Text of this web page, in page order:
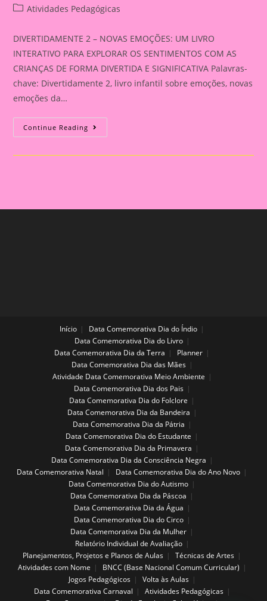
author:
published:
PostAtividades Pedagógicas
DIVERTIDAMENTE 2 – NOVAS EMOÇÕES: UM LIVRO
INTERATIVO PARA EXPLORAR OS SENTIMENTOS COM AS
CRIANÇAS DE FORMA DIVERTIDA E SIGNIFICATIVA Palavras-
chave: Divertidamente 2, livro infantil sobre emoções, novas
emoções da…
Continue Reading DIVERTIDAMENTE
2
NOVAS
OS
Início
Data Comemorativa Dia do Índio
Data Comemorativa Dia do Livro
Data Comemorativa Dia da Terra
Planner
Data Comemorativa Dia das Mães
Atividade Data Comemorativa Meio Ambiente
Data Comemorativa Dia dos Pais
Data Comemorativa Dia do Folclore
Data Comemorativa Dia da Bandeira
Data Comemorativa Dia da Pátria
Data Comemorativa Dia do Estudante
Data Comemorativa Dia da Primavera
Data Comemorativa Dia da Consciência Negra
Data Comemorativa Natal
Data Comemorativa Dia do Ano Novo
Data Comemorativa Dia do Autismo
Data Comemorativa Dia da Páscoa
Data Comemorativa Dia da Água
Data Comemorativa Dia do Circo
Data Comemorativa Dia da Mulher
Relatório Individual de Avaliação
Planejamentos, Projetos e Planos de Aulas
Técnicas de Artes
Atividades com Nome
BNCC (Base Nacional Comum Curricular)
Jogos Pedagógicos
Volta às Aulas
Data Comemorativa Carnaval
Atividades Pedagógicas